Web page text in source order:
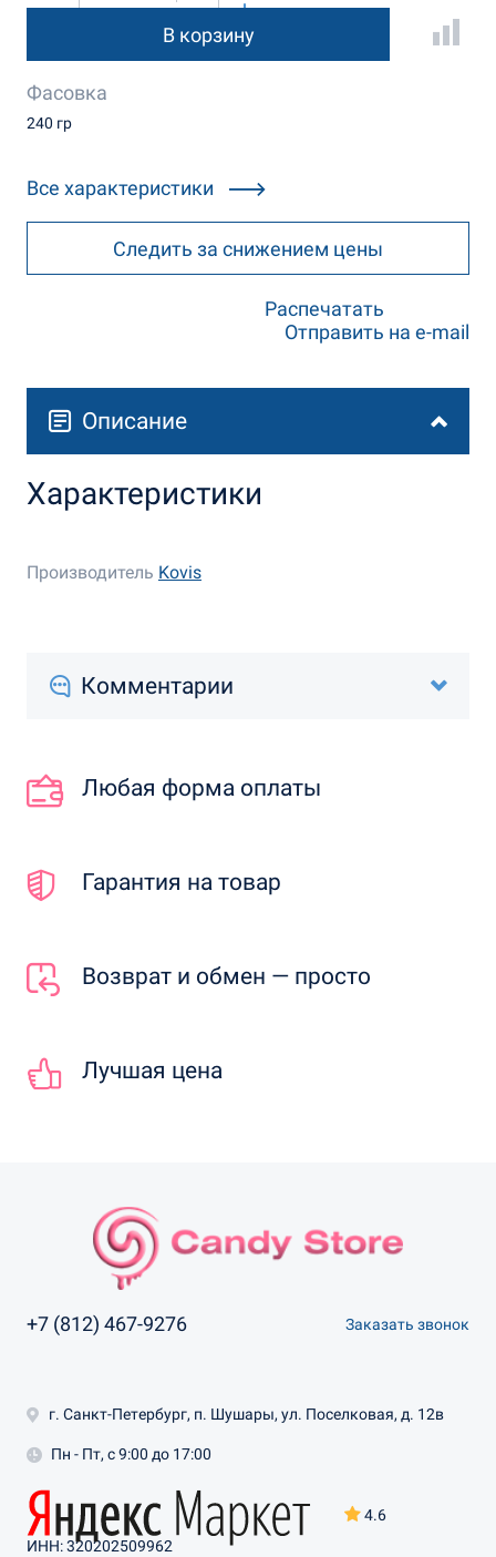
В корзину
Фасовка
240 гр
Все характеристики
Следить за снижением цены
Распечатать
Отправить на e-mail
Описание
Характеристики
Производитель Kovis
Комментарии
Любая форма оплаты
Гарантия на товар
Возврат и обмен — просто
Лучшая цена
+7 (812) 467-9276 Заказать звонок
4.6
г. Санкт-Петербург, п. Шушары, ул. Поселковая, д. 12в
Пн - Пт, с 9:00 до 17:00
ИНН: 320202509962